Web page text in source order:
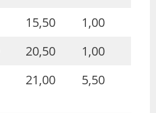
15,50
1,00
20,50
1,00
21,00 5,50